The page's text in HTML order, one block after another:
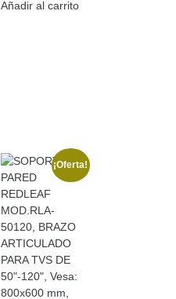
Añadir al carrito
¡Oferta!